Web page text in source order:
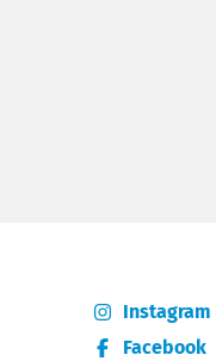
Instagram
Facebook